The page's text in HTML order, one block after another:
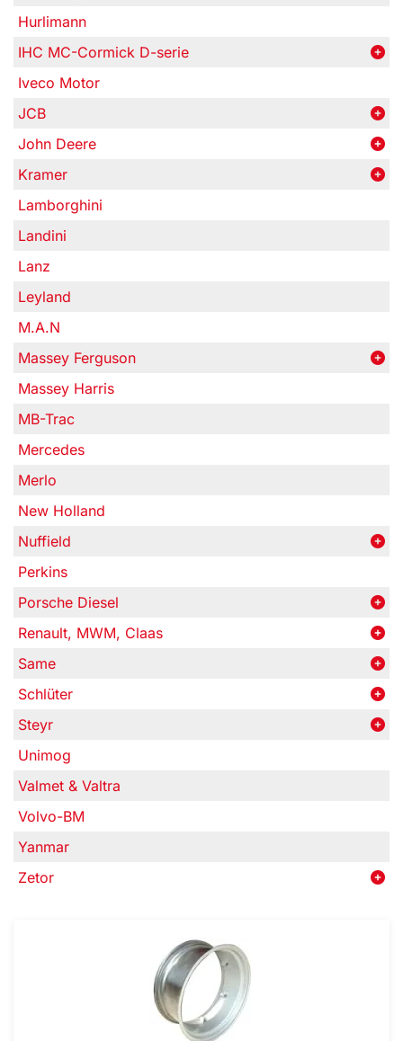
Hurlimann
IHC MC-Cormick D-serie
Iveco Motor
JCB
John Deere
Kramer
Lamborghini
Landini
Lanz
Leyland
M.A.N
Massey Ferguson
Massey Harris
MB-Trac
Mercedes
Merlo
New Holland
Nuffield
Perkins
Porsche Diesel
Renault, MWM, Claas
Same
Schlüter
Steyr
Unimog
Valmet & Valtra
Volvo-BM
Yanmar
Zetor